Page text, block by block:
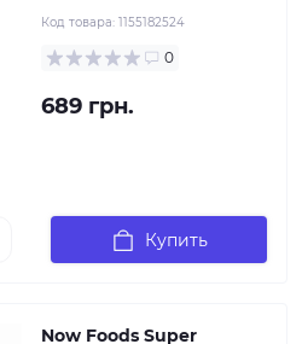
Код товара: 1155182524
0
689 грн.
Купить
Now Foods Super